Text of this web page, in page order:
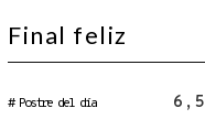
Final feliz
# Postre del día